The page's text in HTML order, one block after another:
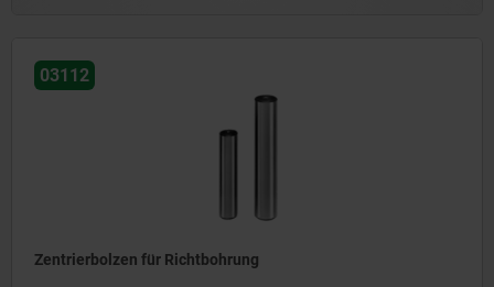
03112
Zentrierbolzen für Richtbohrung